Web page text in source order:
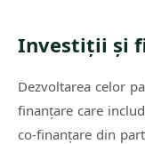
Investiții și
Dezvoltarea celor
finanțare care
co-finanțare din